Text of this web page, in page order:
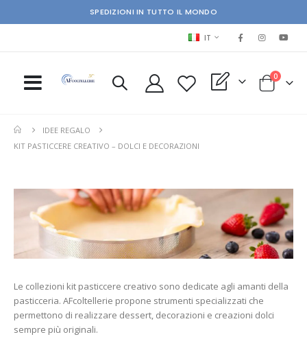
SPEDIZIONI IN TUTTO IL MONDO
LINGUA
IT
My Quote Cart
0elementi
IDEE REGALO
KIT PASTICCERE CREATIVO – DOLCI E DECORAZIONI
Le collezioni kit pasticcere creativo sono dedicate agli amanti della
pasticceria. AFcoltellerie propone strumenti specializzati che
permettono di realizzare dessert, decorazioni e creazioni dolci
sempre più originali.